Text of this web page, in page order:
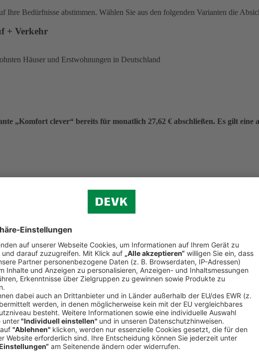
Ihre Bedürfnisse abstimmen. Wählen Sie aus den folgenden Varianten die
+ Verkehr
Häuser und Erstwohnungen in Deutschland
„Komfort clever“ bereits für monatlich 27,62 € abschließen. Es gilt eine
von 331,40 €.
(ohne Verkehr)
Reiserecht
Bereich (Premium-Schutz)
tätiger Single in der Service-Tarif-Variante „Komfort clever“
für einen Monatsbeitrag von 23,53 €: